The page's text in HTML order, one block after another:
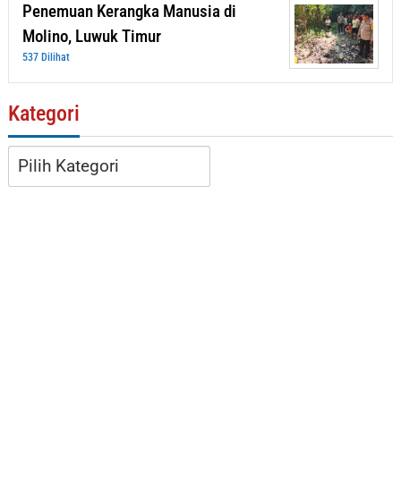
Penemuan Kerangka Manusia di
Molino, Luwuk Timur
537 Dilihat
Kategori
Kategori